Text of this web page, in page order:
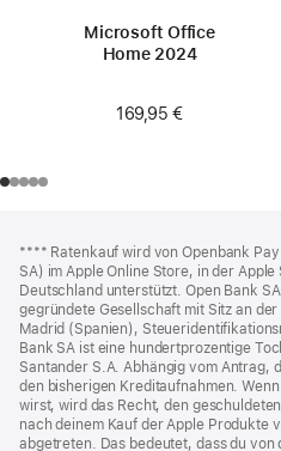
Microsoft Office
Home 2024
169,95 €
Fußnote
**** Ratenkauf wird von Openbank
SA) im Apple Online Store, in der
Deutschland unterstützt. Open Bank
gegründete Gesellschaft mit Sitz an
Madrid (Spanien),
Bank SA ist eine hundertprozentige
Santander S.A. Abhängig vom Antrag,
den bisherigen Kreditaufnahmen.
wirst, wird das Recht, den
nach deinem Kauf der Apple Produkte
abgetreten. Das bedeutet, dass du